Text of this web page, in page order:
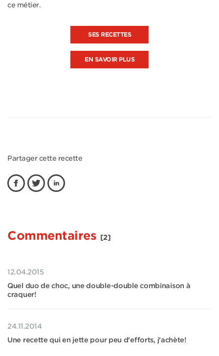
ce métier.
SES RECETTES
EN SAVOIR PLUS
Partager cette recette
Commentaires [2]
12.04.2015
Quel duo de choc, une double-double combinaison à
craquer!
24.11.2014
Une recette qui en jette pour peu d'efforts, j'achète!